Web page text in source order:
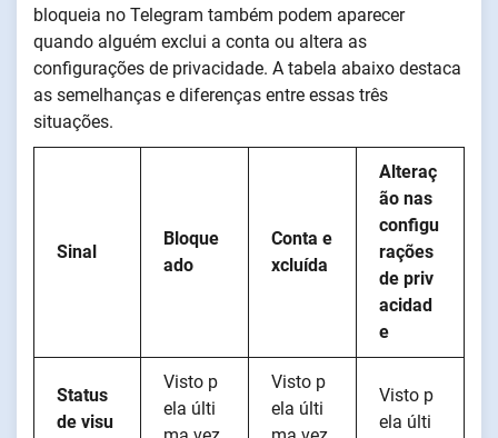
bloqueia no Telegram também podem aparecer
quando alguém exclui a conta ou altera as
configurações de privacidade. A tabela abaixo destaca
as semelhanças e diferenças entre essas três
situações.
Sinal
Bloque
ado
Conta e
xcluída
Alteraç
ão nas
configu
rações
de priv
acidad
e
Status
de visu
Visto p
ela últi
Visto p
ela últi
Visto p
ela últi